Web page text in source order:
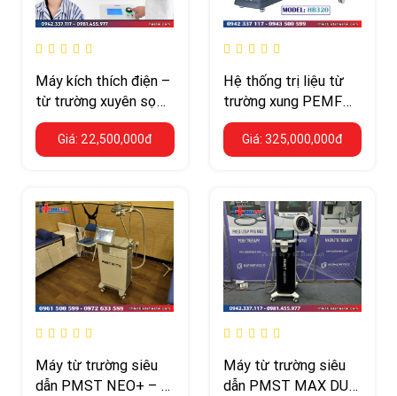
Máy kích thích điện –
từ trường xuyên sọ
HB510B (TMS cường
độ thấp)
Giá: 22,500,000đ
Hệ thống trị liệu từ
trường xung PEMF
HB320 – giường từ
trường 3D năng lượng
cao
Giá: 325,000,000đ
Máy từ trường siêu
dẫn PMST NEO+ – 5
Máy từ trường siêu
dẫn PMST MAX DUO